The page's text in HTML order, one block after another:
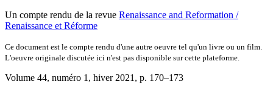
Un compte rendu de la revue Renaissance and Reformation /
Renaissance et Réforme
Ce document est le compte rendu d'une autre oeuvre tel qu'un livre ou un film.
L'oeuvre originale discutée ici n'est pas disponible sur cette plateforme.
Volume 44, numéro 1, hiver 2021 , p. 170–173